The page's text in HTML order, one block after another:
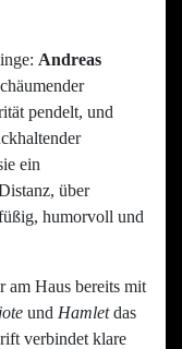
Andreas
pendelt, und
ein
über
humorvoll und
am Haus bereits mit
und Hamletdas
verbindet klare